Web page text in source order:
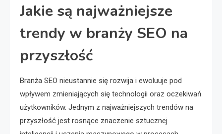
Jakie są najważniejsze
trendy w branży SEO na
przyszłość
Branża SEO nieustannie się rozwija i ewoluuje pod
wpływem zmieniających się technologii oraz oczekiwań
użytkowników. Jednym z najważniejszych trendów na
przyszłość jest rosnące znaczenie sztucznej